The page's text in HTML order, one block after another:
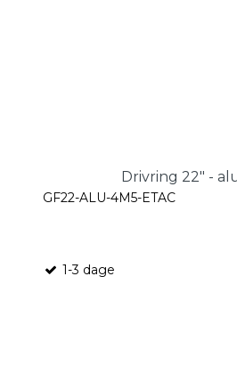
Drivring 22" -
GF22-ALU-4M5-ETAC
1-3 dage